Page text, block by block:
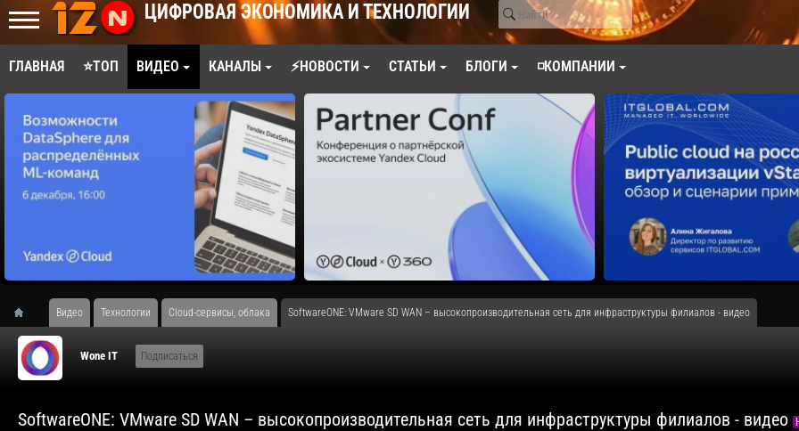
ЦИФРОВАЯ ЭКОНОМИКА И ТЕХНОЛОГИИ
ГЛАВНАЯ ⭐ТОП ВИДЕО КАНАЛЫ ⚡НОВОСТИ СТАТЬИ БЛОГИ ◽КОМПАНИИ
Видео Технологии Cloud-сервисы, облака SoftwareONE: VMware SD WAN – высокопроизводительная сеть для инфраструктуры филиалов - видео
Wone IT Подписаться
SoftwareONE: VMware SD WAN – высокопроизводительная сеть для инфраструктуры филиалов - видео